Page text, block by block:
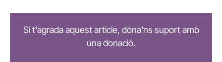
Si t'agrada aquest article, dóna'ns suport amb
una donació.